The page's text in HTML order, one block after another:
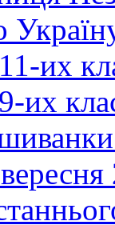
их
их